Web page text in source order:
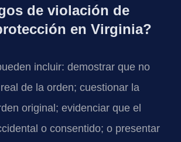
de violación de
en Virginia?
incluir: demostrar que no
de la orden; cuestionar la
original; evidenciar que el
o consentido; o presentar